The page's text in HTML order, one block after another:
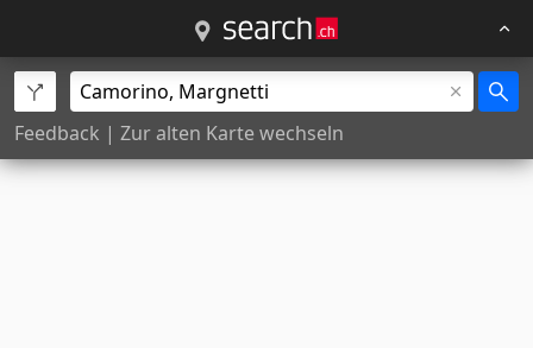
Feedback | Zur alten Karte wechseln